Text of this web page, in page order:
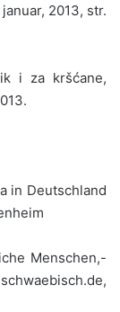
2013, str.
i za kršćane,
Deutschland
Menschen,-